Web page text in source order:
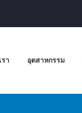
รา อุตสาหกรรม